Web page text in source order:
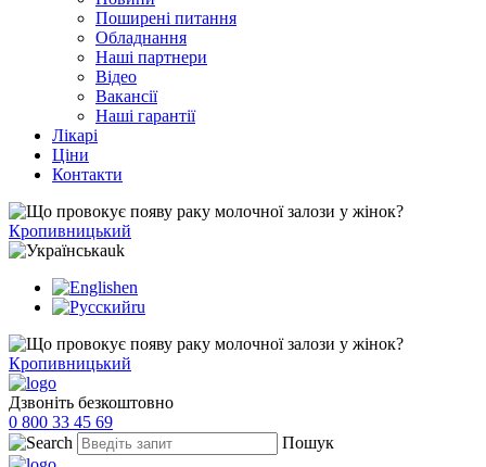
Поширені питання
Обладнання
Наші партнери
Відео
Вакансії
Наші гарантії
Лікарі
Ціни
Контакти
Кропивницький
uk
en
ru
Кропивницький
Дзвоніть безкоштовно
0 800 33 45 69
Пошук